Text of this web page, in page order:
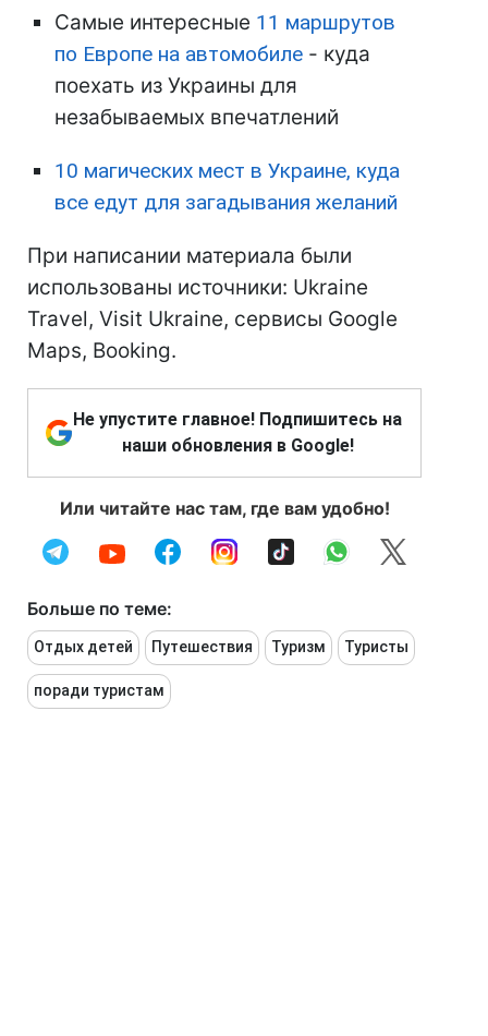
Самые интересные 11 маршрутов
по Европе на автомобиле - куда
поехать из Украины для
незабываемых впечатлений
10 магических мест в Украине, куда
все едут для загадывания желаний
При написании материала были
использованы источники: Ukraine
Travel, Visit Ukraine, сервисы Google
Maps, Booking.
Не упустите главное! Подпишитесь на
наши обновления в Google!
Или читайте нас там, где вам удобно!
Больше по теме:
Отдых детей Путешествия Туризм Туристы
поради туристам